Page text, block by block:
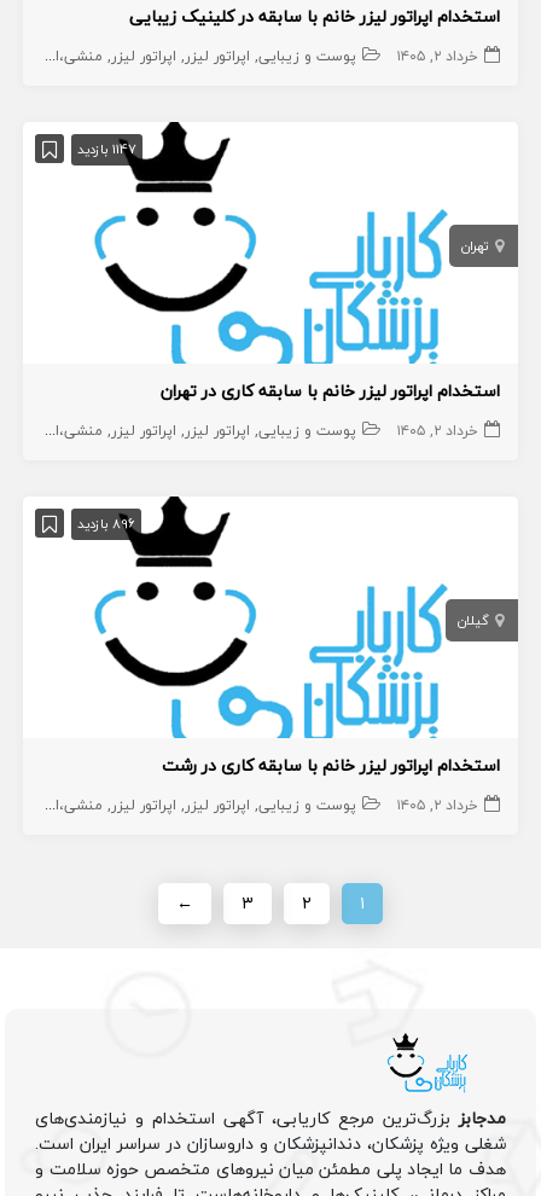
استخدام اپراتور لیزر خانم با سابقه در کلینیک زیبایی
خرداد ۲, ۱۴۰۵ پوست و زیبایی اپراتور لیزر اپراتور لیزر منشی،اپراتور،دستیار
1147 بازدید
تهران
استخدام اپراتور لیزر خانم با سابقه کاری در تهران
خرداد ۲, ۱۴۰۵ پوست و زیبایی اپراتور لیزر اپراتور لیزر منشی،اپراتور،دستیار
896 بازدید
گیلان
استخدام اپراتور لیزر خانم با سابقه کاری در رشت
خرداد ۲, ۱۴۰۵ پوست و زیبایی اپراتور لیزر اپراتور لیزر منشی،اپراتور،دستیار
۱ ۲ ۳ ←
مدجابزبزرگ‌ترین مرجع کاریابی، آگهی استخدام و نیازمندی‌های
شغلی ویژه پزشکان، دندانپزشکان و داروسازان در سراسر ایران است.
هدف ما ایجاد پلی مطمئن میان نیروهای متخصص حوزه سلامت و